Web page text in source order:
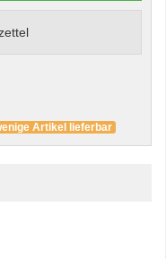
Artikel lieferbar